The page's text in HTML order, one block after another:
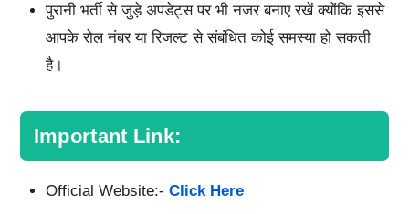
पुरानी भर्ती से जुड़े अपडेट्स पर भी नजर बनाए रखें क्योंकि इससे
आपके रोल नंबर या रिजल्ट से संबंधित कोई समस्या हो सकती
है।
Important Link:
Official Website:- Click Here